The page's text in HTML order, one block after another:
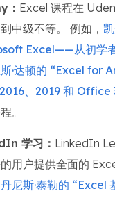
： Excel 课程在
中级不等。 例如，
Excel——从初学
·达顿的 “Excel for
、2019 和 Office
。
学习： LinkedIn
用户提供全面的
丹尼斯·泰勒的 “Excel